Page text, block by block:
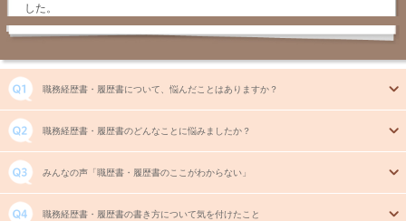
した。
職務経歴書・履歴書について、悩んだことはありますか？
職務経歴書・履歴書のどんなことに悩みましたか？
みんなの声「職歴書・履歴書のここがわからない」
職務経歴書・履歴書の書き方について気を付けたこと